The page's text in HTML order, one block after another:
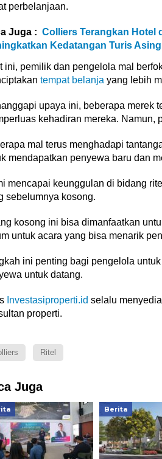
perbelanjaan.
Juga : Colliers Terangkan Hotel
Kedatangan Turis Asing
ini, pemilik dan pengelola mal
tempat belanja yang lebih
upaya ini, beberapa merek
kehadiran mereka. Namun,
mal terus menghadapi
mendapatkan penyewa baru dan
mencapai keunggulan di bidang
sebelumnya kosong.
kosong ini bisa dimanfaatkan
untuk acara yang bisa menarik
ini penting bagi pengelola
untuk datang.
Investasiproperti.id selalu
properti.
Ritel
Juga
Berita